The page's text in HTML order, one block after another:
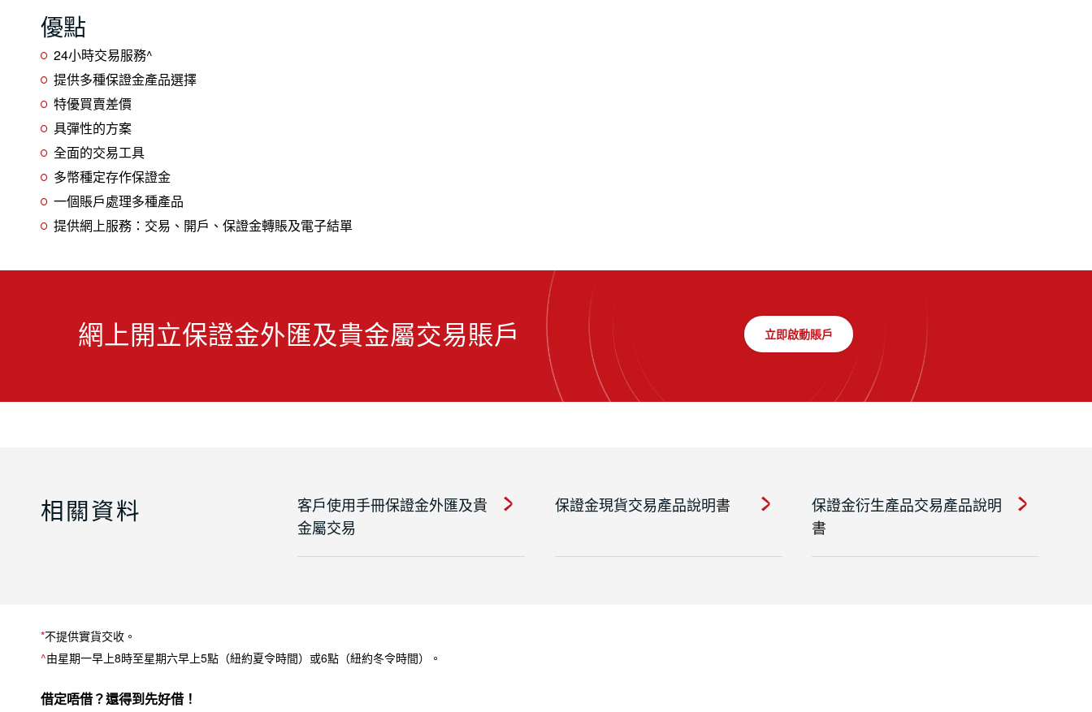
優點
24小時交易服務^
提供多種保證金產品選擇
特優買賣差價
具彈性的方案
全面的交易工具
多幣種定存作保證金
一個賬戶處理多種產品
提供網上服務：交易、開戶、保證金轉賬及電子結單
網上開立保證金外匯及貴金屬交易賬戶 立即啟動賬戶
相關資料
客戶使用手冊保證金外匯及貴
金屬交易
保證金現貨交易產品說明書
保證金衍生產品交易產品說明
書
*不提供實貨交收。
^由星期一早上8時至星期六早上5點（紐約夏令時間）或6點（紐約冬令時間）。
借定唔借？還得到先好借！